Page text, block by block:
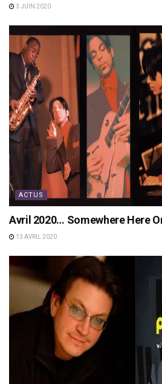
3 JUIN 2020
ACTUS
Avril 2020… Somewhere Here
13 AVRIL 2020